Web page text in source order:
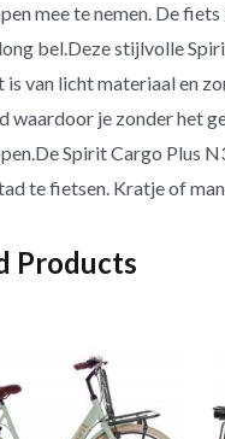
mee te nemen. De
bel.Deze stijlvolle
van licht materiaal en
waardoor je zonder het
Spirit Cargo Plus
te fietsen. Kratje of
Products